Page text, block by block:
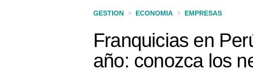
GESTION > ECONOMIA > EMPRESAS
Franquicias en
año: conozca los